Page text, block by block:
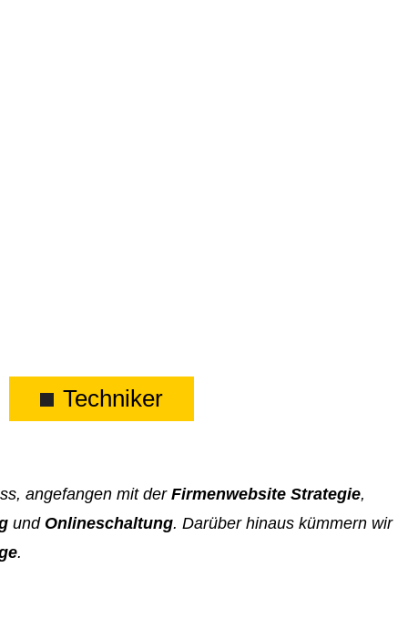
Techniker
angefangen mit derFirmenwebsite Strategie,
und Onlineschaltung. Darüber hinaus kümmern wir
.